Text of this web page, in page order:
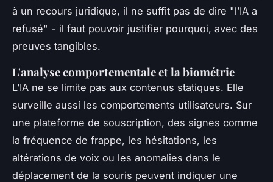
à un recours juridique, il ne suffit pas de dire "l’IA a
refusé" - il faut pouvoir justifier pourquoi, avec des
preuves tangibles.
L'analyse comportementale et la biométrie
L’IA ne se limite pas aux contenus statiques. Elle
surveille aussi les comportements utilisateurs. Sur
une plateforme de souscription, des signes comme
la fréquence de frappe, les hésitations, les
altérations de voix ou les anomalies dans le
déplacement de la souris peuvent indiquer une